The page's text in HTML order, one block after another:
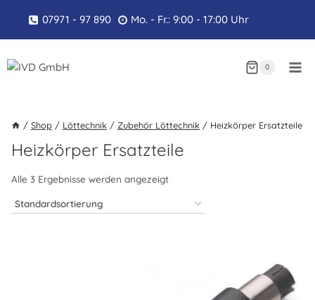
springen
07971 - 97 890 Mo. - Fr.: 9:00 - 17:00 Uhr
0
/ Shop / Löttechnik / Zubehör Löttechnik / Heizkörper Ersatzteile
Heizkörper Ersatzteile
Alle 3 Ergebnisse werden angezeigt